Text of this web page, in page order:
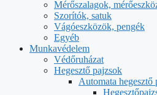
Mérőszalagok,
Szorítók, satuk
Vágóeszközök, pengék
Egyéb
Munkavédelem
Védőruházat
Hegesztő pajzsok
Automata hegesztő